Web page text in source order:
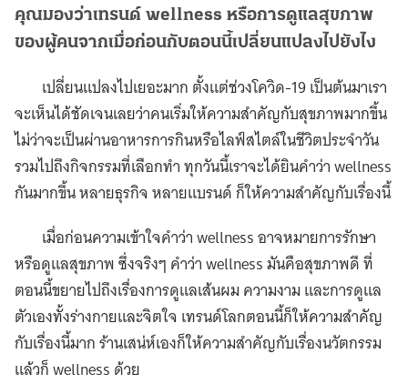
คุณมองว่าเทรนด์ wellness หรือการดูแลสุขภาพ
ของผู้คนจากเมื่อก่อนกับตอนนี้เปลี่ยนแปลงไปยังไง
เปลี่ยนแปลงไปเยอะมาก ตั้งเเต่ช่วงโควิด-19 เป็นต้นมาเรา
จะเห็นได้ชัดเจนเลยว่าคนเริ่มให้ความสำคัญกับสุขภาพมากขึ้น
ไม่ว่าจะเป็นผ่านอาหารการกินหรือไลฟ์สไตล์ในชีวิตประจำวัน
รวมไปถึงกิจกรรมที่เลือกทำ ทุกวันนี้เราจะได้ยินคำว่า wellness
กันมากขึ้น หลายธุรกิจ หลายเเบรนด์ ก็ให้ความสำคัญกับเรื่องนี้
เมื่อก่อนความเข้าใจคำว่า wellness อาจหมายการรักษา
หรือดูแลสุขภาพ ซึ่งจริงๆ คำว่า wellness มันคือสุขภาพดี ที่
ตอนนี้ขยายไปถึงเรื่องการดูแลเส้นผม ความงาม และการดูแล
ตัวเองทั้งร่างกายและจิตใจ เทรนด์โลกตอนนี้ก็ให้ความสำคัญ
กับเรื่องนี้มาก ร้านเสน่ห์เองก็ให้ความสำคัญกับเรื่องนวัตกรรม
แล้วก็ wellness ด้วย